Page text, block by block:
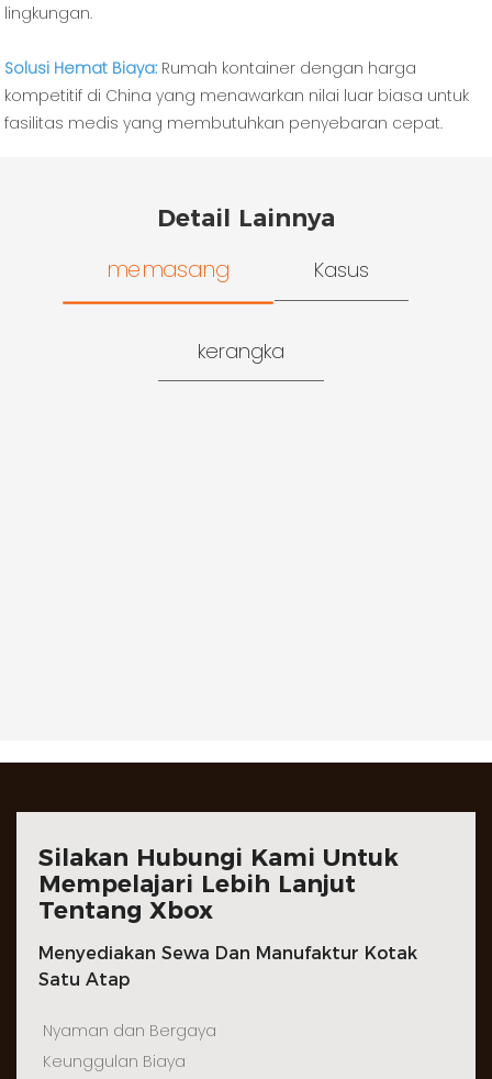
lingkungan.
Solusi Hemat Biaya: Rumah kontainer dengan harga
kompetitif di China yang menawarkan nilai luar biasa untuk
fasilitas medis yang membutuhkan penyebaran cepat.
Detail Lainnya
memasang Kasus
kerangka
Silakan Hubungi Kami Untuk
Mempelajari Lebih Lanjut
Tentang Xbox
Menyediakan Sewa Dan Manufaktur Kotak
Satu Atap
Nyaman dan Bergaya
Keunggulan Biaya